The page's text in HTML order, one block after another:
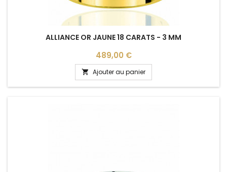
ALLIANCE OR JAUNE 18 CARATS - 3 MM
Prix
489,00 €
 Ajouter au panier